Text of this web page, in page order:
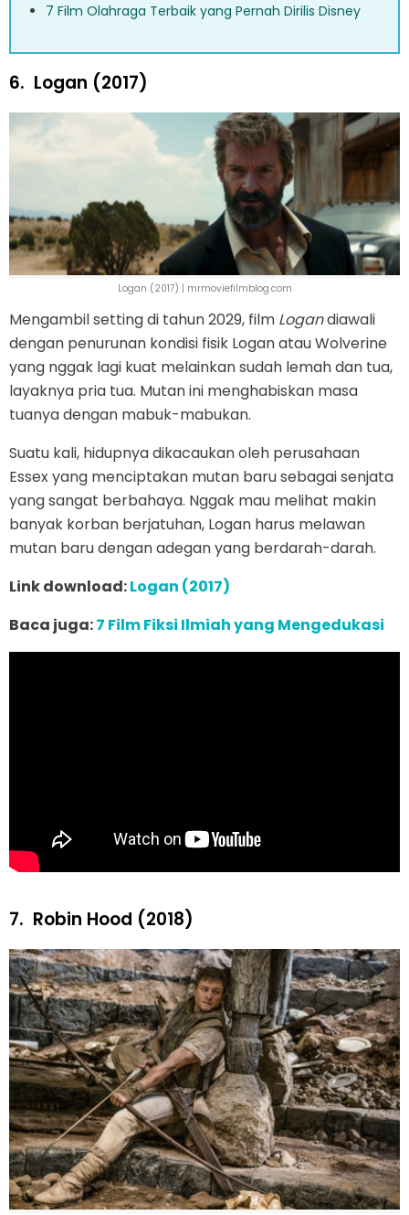
7 Film Olahraga Terbaik yang Pernah Dirilis Disney
6. Logan (2017)
Logan (2017) | mrmoviefilmblog.com
Mengambil setting di tahun 2029, film Logandiawali
dengan penurunan kondisi fisik Logan atau Wolverine
yang nggak lagi kuat melainkan sudah lemah dan tua,
layaknya pria tua. Mutan ini menghabiskan masa
tuanya dengan mabuk-mabukan.
Suatu kali, hidupnya dikacaukan oleh perusahaan
Essex yang menciptakan mutan baru sebagai senjata
yang sangat berbahaya. Nggak mau melihat makin
banyak korban berjatuhan, Logan harus melawan
mutan baru dengan adegan yang berdarah-darah.
Link download:Logan (2017)
Baca juga:7 Film Fiksi Ilmiah yang Mengedukasi
7. Robin Hood (2018)